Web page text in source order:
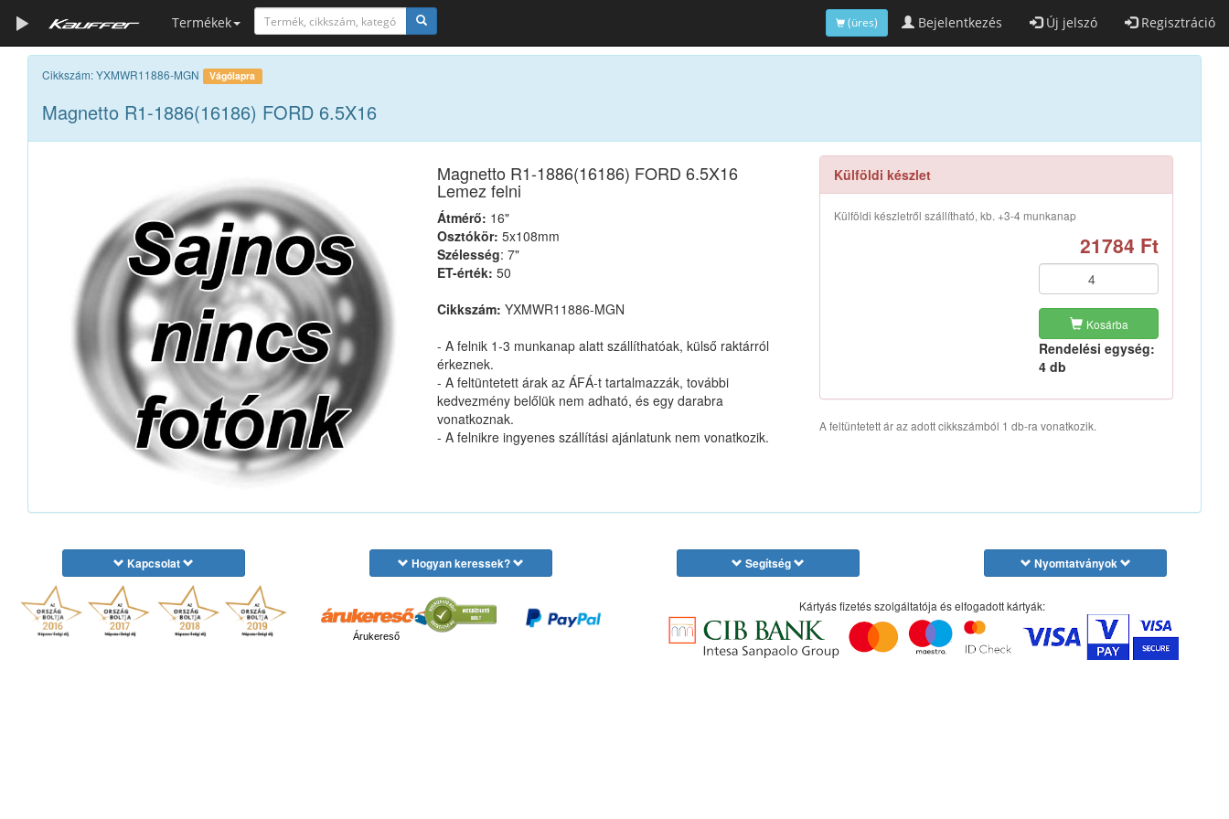
Termékek Bejelentkezés Új jelszó Regisztráció
(üres)
Szerszámkatalógus
Kosár
Alkatrészek
Cikkszám: YXMWR11886-MGN Vágólapra
Magnetto R1-1886(16186) FORD 6.5X16
Magnetto R1-1886(16186) FORD 6.5X16
Lemez felni
Átmérő: 16"
Osztókör: 5x108mm
Szélesség: 7"
ET-érték: 50
Cikkszám:YXMWR11886-MGN
- A felnik 1-3 munkanap alatt szállíthatóak, külső raktárról
érkeznek.
- A feltüntetett árak az ÁFÁ-t tartalmazzák, további
kedvezmény belőlük nem adható, és egy darabra
vonatkoznak.
- A felnikre ingyenes szállítási ajánlatunk nem vonatkozik.
Külföldi készlet
Külföldi készletről szállítható, kb. +3-4 munkanap
21784 Ft
Kosárba
Rendelési egység:
4 db
A feltüntetett ár az adott cikkszámból 1 db-ra vonatkozik.
Kapcsolat Hogyan keressek? Segítség Nyomtatványok
Árukereső
Kártyás fizetés szolgáltatója és elfogadott kártyák: